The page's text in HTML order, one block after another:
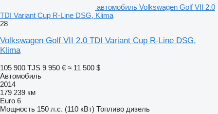
автомобиль Volkswagen Golf VII 2.0
TDI Variant Cup R-Line DSG, Klima
28
Volkswagen Golf VII 2.0 TDI Variant Cup R-Line DSG,
Klima
105 900 TJS 9 950 € ≈ 11 500 $
Автомобиль
2014
179 239 км
Euro 6
Мощность 150 л.с. (110 кВт) Топливо дизель